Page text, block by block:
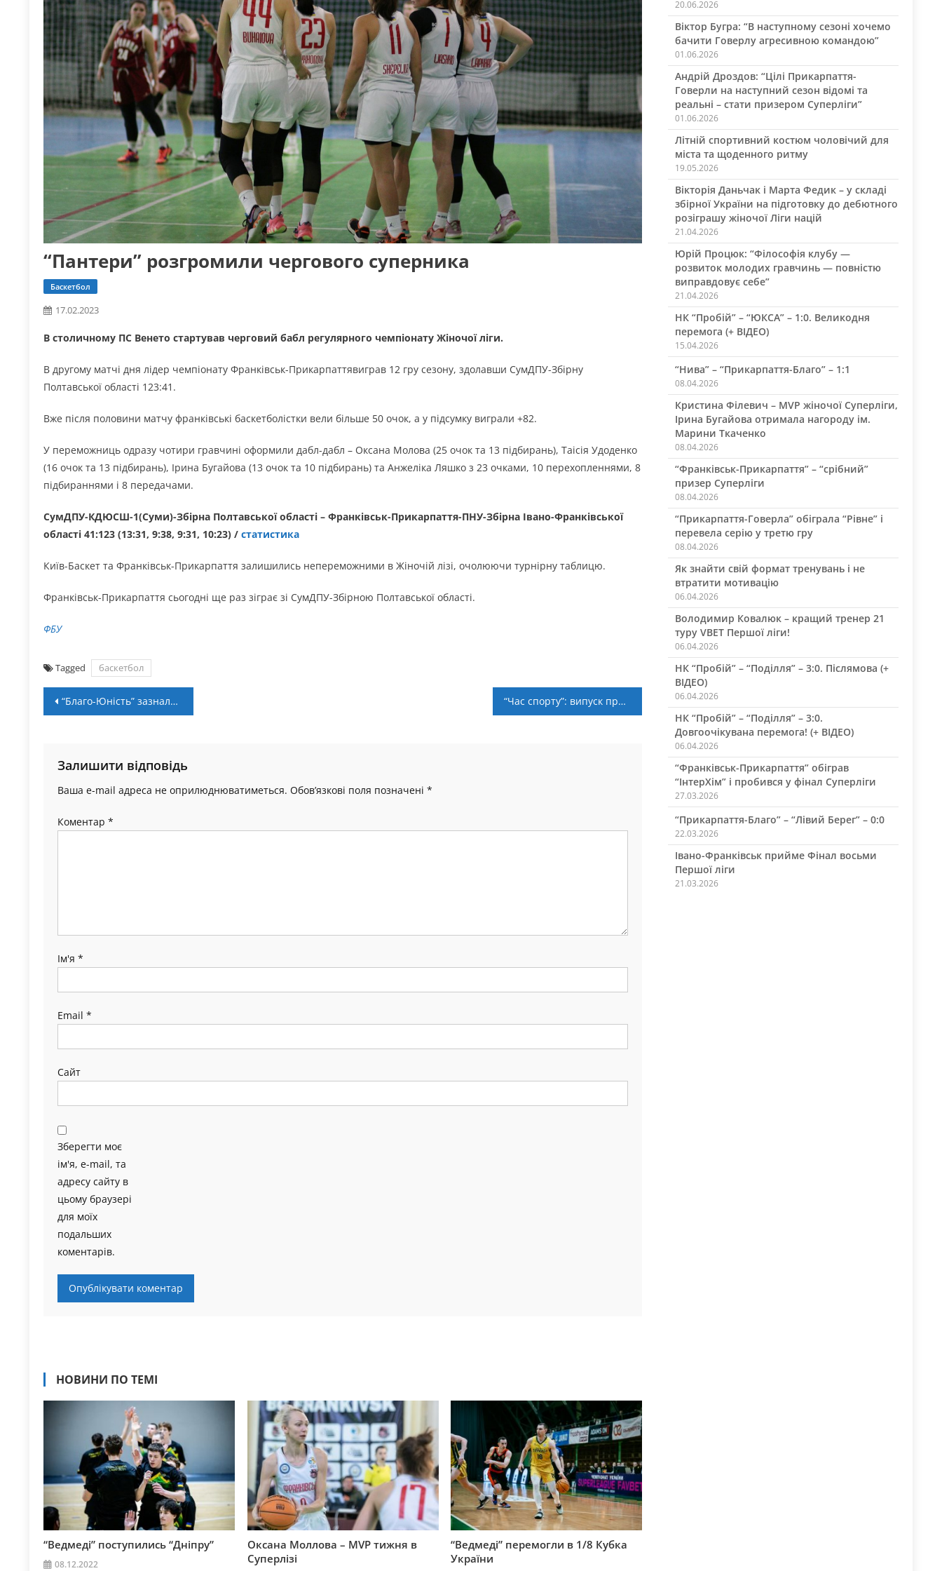
“Пантери” розгромили чергового суперника
Баскетбол
17.02.2023
В столичному ПС Венето стартував черговий бабл регулярного чемпіонату Жіночої ліги.
В другому матчі дня лідер чемпіонату Франківськ-Прикарпаттявиграв 12 гру сезону, здолавши СумДПУ-Збірну
Полтавської області 123:41.
Вже після половини матчу франківські баскетболістки вели більше 50 очок, а у підсумку виграли +82.
У переможниць одразу чотири гравчині оформили дабл-дабл – Оксана Молова (25 очок та 13 підбирань), Таісія Удоденко
(16 очок та 13 підбирань), Ірина Бугайова (13 очок та 10 підбирань) та Анжеліка Ляшко з 23 очками, 10 перехопленнями, 8
підбираннями і 8 передачами.
СумДПУ-КДЮСШ-1(Суми)-Збірна Полтавської області – Франківськ-Прикарпаття-ПНУ-Збірна Івано-Франківської
області 41:123 (13:31, 9:38, 9:31, 10:23) / статистика
Київ-Баскет та Франківськ-Прикарпаття залишились непереможними в Жіночій лізі, очолюючи турнірну таблицю.
Франківськ-Прикарпаття сьогодні ще раз зіграє зі СумДПУ-Збірною Полтавської області.
ФБУ
Tagged баскетбол
Навігація
“Благо-Юність” зазнала поразки у другому спарингу міжсезоння “Час спорту”: випуск програми від 16 лютого
Залишити відповідь
Ваша e-mail адреса не оприлюднюватиметься. Обов’язкові поля позначені *
Коментар *
Ім'я *
Email *
Сайт
Зберегти моє
ім'я, e-mail, та
адресу сайту в
цьому браузері
для моїх
подальших
коментарів.
НОВИНИ ПО ТЕМІ
“Ведмеді” поступились “Дніпру”
08.12.2022
Оксана Моллова – MVP тижня в
Суперлізі
“Ведмеді” перемогли в 1/8 Кубка
України
20.06.2026
Віктор Бугра: “В наступному сезоні хочемо
бачити Говерлу агресивною командою”
01.06.2026
Андрій Дроздов: “Цілі Прикарпаття-
Говерли на наступний сезон відомі та
реальні – стати призером Суперліги”
01.06.2026
Літній спортивний костюм чоловічий для
міста та щоденного ритму
19.05.2026
Вікторія Даньчак і Марта Федик – у складі
збірної України на підготовку до дебютного
розіграшу жіночої Ліги націй
21.04.2026
Юрій Процюк: “Філософія клубу —
розвиток молодих гравчинь — повністю
виправдовує себе”
21.04.2026
НК “Пробій” – “ЮКСА” – 1:0. Великодня
перемога (+ ВІДЕО)
15.04.2026
“Нива” – “Прикарпаття-Благо” – 1:1
08.04.2026
Кристина Філевич – MVP жіночої Суперліги,
Ірина Бугайова отримала нагороду ім.
Марини Ткаченко
08.04.2026
“Франківськ-Прикарпаття” – “срібний”
призер Суперліги
08.04.2026
“Прикарпаття-Говерла” обіграла “Рівне” і
перевела серію у третю гру
08.04.2026
Як знайти свій формат тренувань і не
втратити мотивацію
06.04.2026
Володимир Ковалюк – кращий тренер 21
туру VBET Першої ліги!
06.04.2026
НК “Пробій” – “Поділля” – 3:0. Післямова (+
ВІДЕО)
06.04.2026
НК “Пробій” – “Поділля” – 3:0.
Довгоочікувана перемога! (+ ВІДЕО)
06.04.2026
“Франківськ-Прикарпаття” обіграв
“ІнтерХім” і пробився у фінал Суперліги
27.03.2026
“Прикарпаття-Благо” – “Лівий Берег” – 0:0
22.03.2026
Івано-Франківськ прийме Фінал восьми
Першої ліги
21.03.2026